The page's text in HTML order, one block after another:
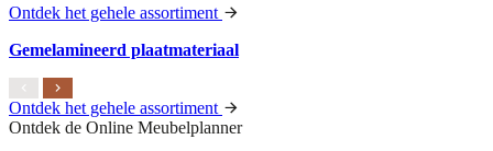
Ontdek het gehele assortiment
Gemelamineerd plaatmateriaal
Ontdek het gehele assortiment
Ontdek de Online Meubelplanner